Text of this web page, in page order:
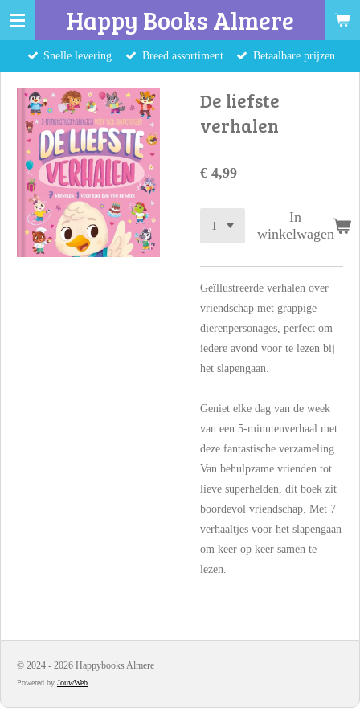
Ga
naar
hoofdinhoud
Happy Books Almere
Snelle levering Breed assortiment Betaalbare prijzen
De liefste
verhalen
€ 4,99
In
winkelwagen
Geïllustreerde verhalen over
vriendschap met grappige
dierenpersonages, perfect om
iedere avond voor te lezen bij
het slapengaan.
Geniet elke dag van de week
van een 5-minutenverhaal met
deze fantastische verzameling.
Van behulpzame vrienden tot
lieve superhelden, dit boek zit
boordevol vriendschap. Met 7
verhaaltjes voor het slapengaan
om keer op keer samen te
lezen.
© 2024 - 2026 Happybooks Almere
Powered by JouwWeb